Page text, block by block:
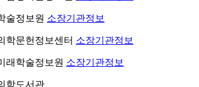
술정보원 소장기관정보
학문헌정보센터 소장기관정보
래학술정보원 소장기관정보
학도서관